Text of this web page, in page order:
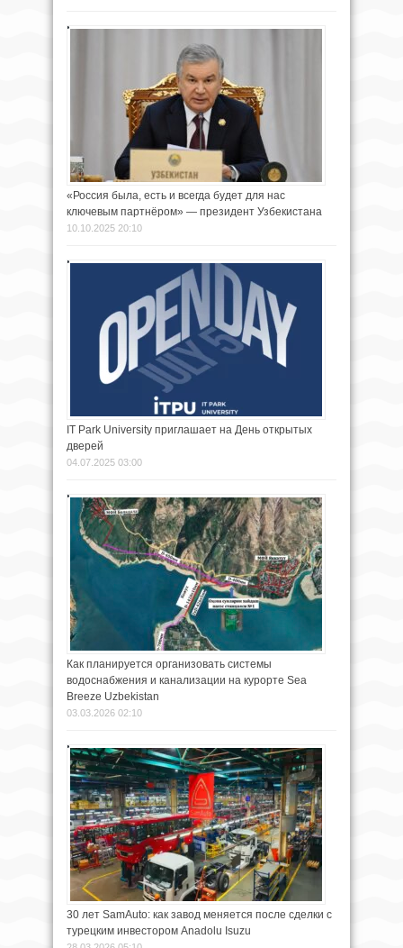
«Россия была, есть и всегда будет для нас
ключевым партнёром» — президент Узбекистана
10.10.2025 20:10
IT Park University приглашает на День открытых
дверей
04.07.2025 03:00
Как планируется организовать системы
водоснабжения и канализации на курорте Sea
Breeze Uzbekistan
03.03.2026 02:10
30 лет SamAuto: как завод меняется после сделки с
турецким инвестором Anadolu Isuzu